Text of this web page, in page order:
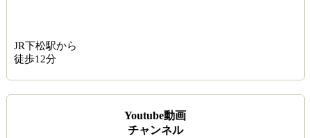
JR下松駅から
徒歩12分
Youtube動画
チャンネル